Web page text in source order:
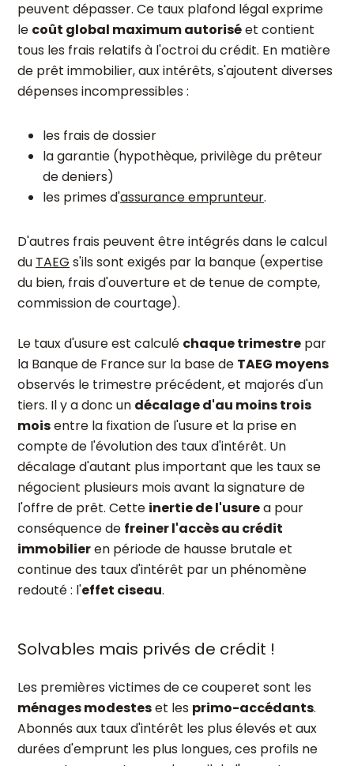
peuvent dépasser. Ce taux plafond légal exprime
le coût global maximum autoriséet contient
tous les frais relatifs à l'octroi du crédit. En matière
de prêt immobilier, aux intérêts, s'ajoutent diverses
dépenses incompressibles :
les frais de dossier
la garantie (hypothèque, privilège du prêteur
de deniers)
les primes d'assurance emprunteur.
D'autres frais peuvent être intégrés dans le calcul
du TAEG s'ils sont exigés par la banque (expertise
du bien, frais d'ouverture et de tenue de compte,
commission de courtage).
Le taux d'usure est calculé chaque trimestre par
la Banque de France sur la base de TAEG moyens
observés le trimestre précédent, et majorés d'un
tiers. Il y a donc un décalage d'au moins trois
moisentre la fixation de l'usure et la prise en
compte de l'évolution des taux d'intérêt. Un
décalage d'autant plus important que les taux se
négocient plusieurs mois avant la signature de
l'offre de prêt. Cette inertie de l'usurea pour
conséquence de freiner l'accès au crédit
immobilieren période de hausse brutale et
continue des taux d'intérêt par un phénomène
redouté : l'effet ciseau.
Solvables mais privés de crédit !
Les premières victimes de ce couperet sont les
ménages modesteset les primo-accédants.
Abonnés aux taux d'intérêt les plus élevés et aux
durées d'emprunt les plus longues, ces profils ne